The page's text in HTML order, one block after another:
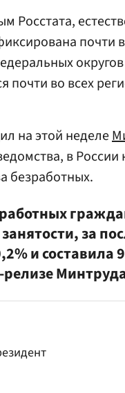
Росстата,
почти
почти во всех
на этой неделе
в
безработных.
за
и составила
релизе